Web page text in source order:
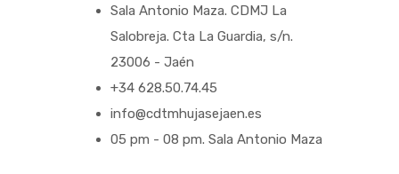
Sala Antonio Maza. CDMJ La
Salobreja. Cta La Guardia, s/n.
23006 - Jaén
+34 628.50.74.45
info@cdtmhujasejaen.es
05 pm - 08 pm. Sala Antonio Maza